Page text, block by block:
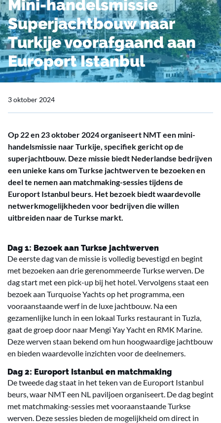
Mini-handelsmissie
Superjachtbouw naar
Turkije voorafgaand aan
Europort Istanbul
3 oktober 2024
Op 22 en 23 oktober 2024 organiseert NMT een mini-
handelsmissie naar Turkije, specifiek gericht op de
superjachtbouw. Deze missie biedt Nederlandse bedrijven
een unieke kans om Turkse jachtwerven te bezoeken en
deel te nemen aan matchmaking-sessies tijdens de
Europort Istanbul beurs. Het bezoek biedt waardevolle
netwerkmogelijkheden voor bedrijven die willen
uitbreiden naar de Turkse markt.
Dag 1: Bezoek aan Turkse jachtwerven
De eerste dag van de missie is volledig bevestigd en begint
met bezoeken aan drie gerenommeerde Turkse werven. De
dag start met een pick-up bij het hotel. Vervolgens staat een
bezoek aan Turquoise Yachts op het programma, een
vooraanstaande werf in de luxe jachtbouw. Na een
gezamenlijke lunch in een lokaal Turks restaurant in Tuzla,
gaat de groep door naar Mengi Yay Yacht en RMK Marine.
Deze werven staan bekend om hun hoogwaardige jachtbouw
en bieden waardevolle inzichten voor de deelnemers.
Dag 2: Europort Istanbul en matchmaking
De tweede dag staat in het teken van de Europort Istanbul
beurs, waar NMT een NL paviljoen organiseert. De dag begint
met matchmaking-sessies met vooraanstaande Turkse
werven. Deze sessies bieden de mogelijkheid om direct in